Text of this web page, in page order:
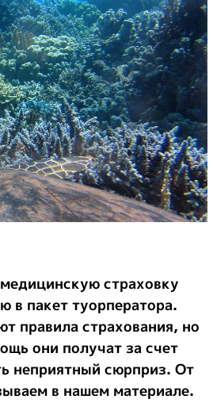
страховку
в пакет туорператора.
правила страхования, но
они получат за счет
неприятный сюрприз. От
в нашем материале.